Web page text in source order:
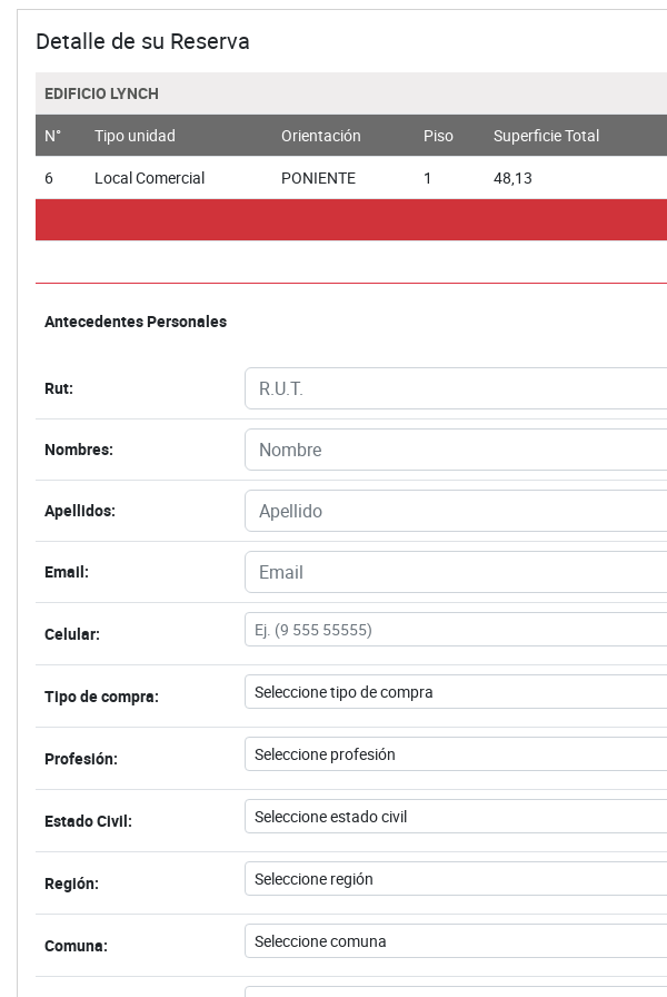
Detalle de su Reserva
EDIFICIO LYNCH
N°
Tipo unidad Orientación Piso Superficie Total
6
Local Comercial PONIENTE 1 48,13
Antecedentes Personales
Rut:
Nombres:
Apellidos:
Email:
Celular:
Tipo de compra:
Profesión:
Estado Civil:
Región:
Comuna: